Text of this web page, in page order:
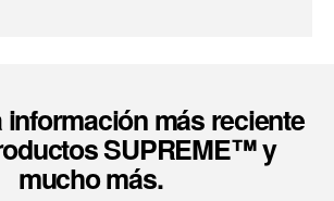
información más reciente
SUPREME™ y
mucho más.